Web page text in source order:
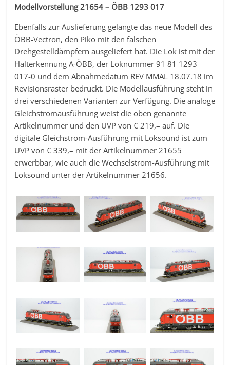
Modellvorstellung 21654 – ÖBB 1293 017
Ebenfalls zur Auslieferung gelangte das neue Modell des
ÖBB-Vectron, den Piko mit den falschen
Drehgestelldämpfern ausgeliefert hat. Die Lok ist mit der
Halterkennung A-ÖBB, der Loknummer 91 81 1293
017-0 und dem Abnahmedatum REV MMAL 18.07.18 im
Revisionsraster bedruckt. Die Modellausführung steht in
drei verschiedenen Varianten zur Verfügung. Die analoge
Gleichstromausführung weist die oben genannte
Artikelnummer und den UVP von € 219,– auf. Die
digitale Gleichstrom-Ausführung mit Loksound ist zum
UVP von € 339,– mit der Artikelnummer 21655
erwerbbar, wie auch die Wechselstrom-Ausführung mit
Loksound unter der Artikelnummer 21656.